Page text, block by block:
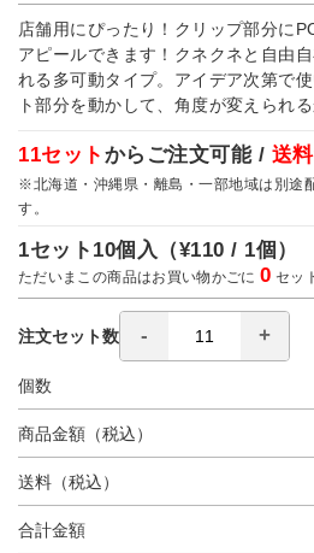
店舗用にぴったり！クリップ部分に
アピールできます！クネクネと自由
れる多可動タイプ。アイデア次第で
ト部分を動かして、角度が変えられる
11セット からご注文可能 / 送
※北海道・沖縄県・離島・一部地域は別途
す。
1セット10個入（¥110 / 1個
ただいまこの商品はお買い物かごに0 セッ
注文セット数
個数
商品金額（税込）
送料（税込）
合計金額